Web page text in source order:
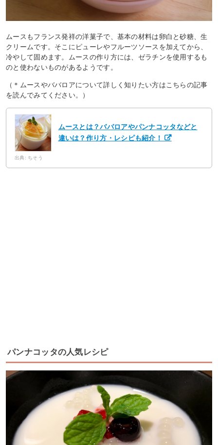
ムースもフランス発祥の洋菓子で、基本の材料は卵白と砂糖、生
クリームです。そこにピューレやフルーツソースを加えてから、
冷やして固めます。ムースの作り方には、ゼラチンを使用するも
のと使わないものがあるようです。
（＊ムースやババロアについて詳しく知りたい方はこちらの記事
を読んでみてください。）
ムースとは？ババロアやパンナコッタなどと
違いは？作り方・レシピも紹介！
出典: ちそう
パンナコッタの人気レシピ